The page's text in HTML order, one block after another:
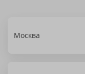
Москва